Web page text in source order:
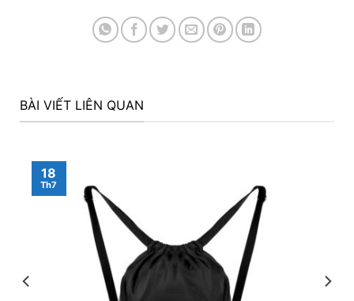
BÀI VIẾT LIÊN QUAN
18
Th7